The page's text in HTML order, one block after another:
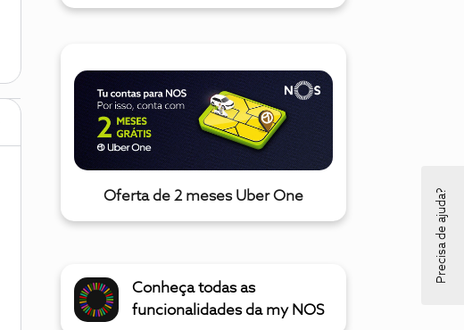
Oferta de 2 meses Uber One
Conheça todas as
funcionalidades da my NOS
Precisa de ajuda?